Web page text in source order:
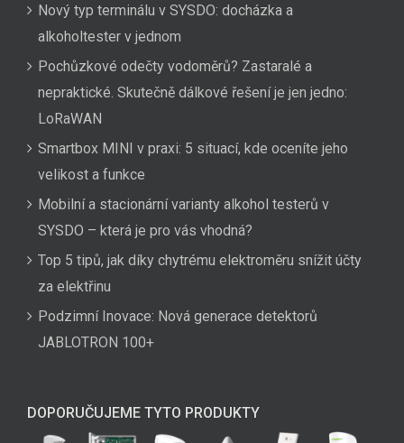
Nový typ terminálu v SYSDO: docházka a
alkoholtester v jednom
Pochůzkové odečty vodoměrů? Zastaralé a
nepraktické. Skutečně dálkové řešení je jen jedno:
LoRaWAN
Smartbox MINI v praxi: 5 situací, kde oceníte jeho
velikost a funkce
Mobilní a stacionární varianty alkohol testerů v
SYSDO – která je pro vás vhodná?
Top 5 tipů, jak díky chytrému elektroměru snížit účty
za elektřinu
Podzimní Inovace: Nová generace detektorů
JABLOTRON 100+
DOPORUČUJEME TYTO PRODUKTY